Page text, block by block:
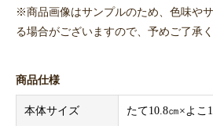
※商品画像はサンプルのため、色味や
る場合がございますので、予めご了承く
商品仕様
本体サイズ たて10.8㎝×よこ